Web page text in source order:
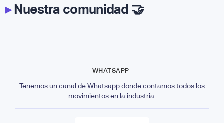
▸Nuestra comunidad 🤝
WHATSAPP
Tenemos un canal de Whatsapp donde contamos todos los
movimientos en la industria.